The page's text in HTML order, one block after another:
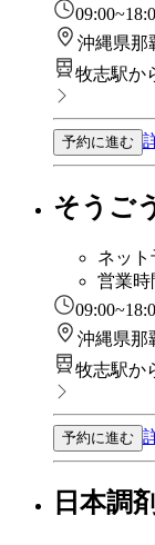
沖縄県那
牧志駅か
予約に進む
そうご
ネッ
営業時
沖縄県那
牧志駅か
予約に進む
日本調